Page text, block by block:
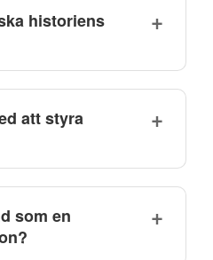
historiens
att styra
som en